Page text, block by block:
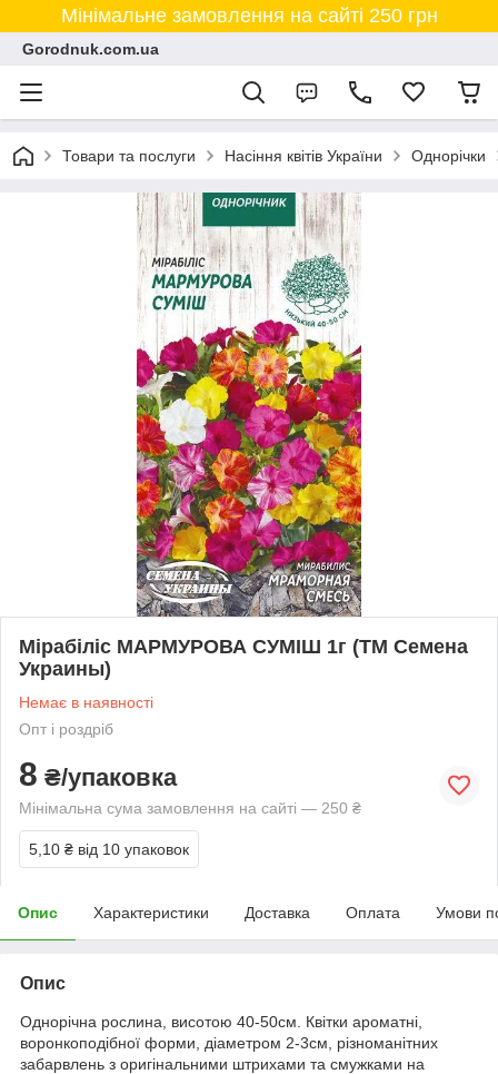
Мінімальне замовлення на сайті 250 грн
Gorodnuk.com.ua
Товари та послуги Насіння квітів України Однорічки
Мірабіліс МАРМУРОВА СУМІШ 1г (ТМ Семена
Украины)
Немає в наявності
Опт і роздріб
8 ₴/упаковка
Мінімальна сума замовлення на сайті — 250 ₴
5,10 ₴ від 10 упаковок
Опис Характеристики Доставка Оплата Умови
Опис
Однорічна рослина, висотою 40-50см. Квітки ароматні,
воронкоподібної форми, діаметром 2-3см, різноманітних
забарвлень з оригінальними штрихами та смужками на